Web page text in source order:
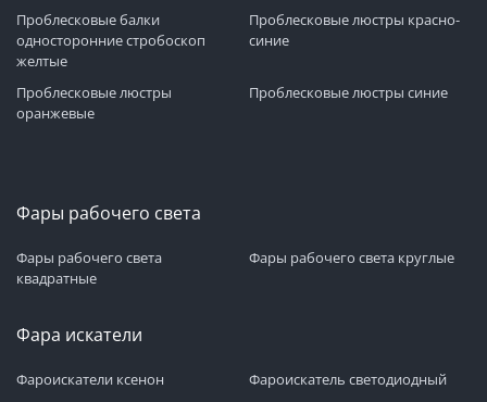
Проблесковые балки
односторонние стробоскоп
желтые
Проблесковые люстры красно-
синие
Проблесковые люстры
оранжевые
Проблесковые люстры синие
Фары рабочего света
Фары рабочего света
квадратные
Фары рабочего света круглые
Фара искатели
Фароискатели ксенон Фароискатель светодиодный